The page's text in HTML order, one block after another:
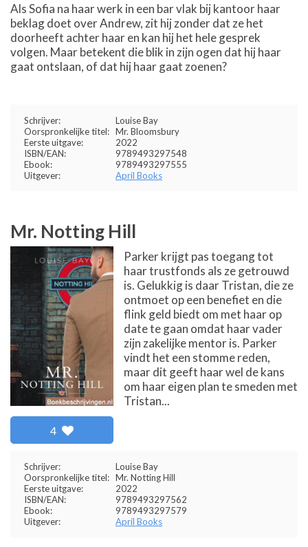
Als Sofia na haar werk in een bar vlak bij kantoor haar
beklag doet over Andrew, zit hij zonder dat ze het
doorheeft achter haar en kan hij het hele gesprek
volgen. Maar betekent die blik in zijn ogen dat hij haar
gaat ontslaan, of dat hij haar gaat zoenen?
Schrijver:
Louise Bay
Oorspronkelijke titel: Mr. Bloomsbury
Eerste uitgave:
2022
ISBN/EAN:
9789493297548
Ebook:
9789493297555
Uitgever:
April Books
Mr. Notting Hill
4
Parker krijgt pas toegang tot
haar trustfonds als ze getrouwd
is. Gelukkig is daar Tristan, die ze
ontmoet op een benefiet en die
flink geld biedt om met haar op
date te gaan omdat haar vader
zijn zakelijke mentor is. Parker
vindt het een stomme reden,
maar dit geeft haar wel de kans
om haar eigen plan te smeden met
Tristan...
Schrijver:
Louise Bay
Oorspronkelijke titel: Mr. Notting Hill
Eerste uitgave:
2022
ISBN/EAN:
9789493297562
Ebook:
9789493297579
Uitgever:
April Books